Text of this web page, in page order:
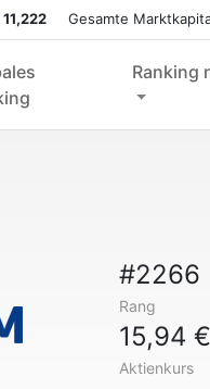
11,222 Gesamte
Ranking
#2266
Rang
15,94 €
Aktienkurs